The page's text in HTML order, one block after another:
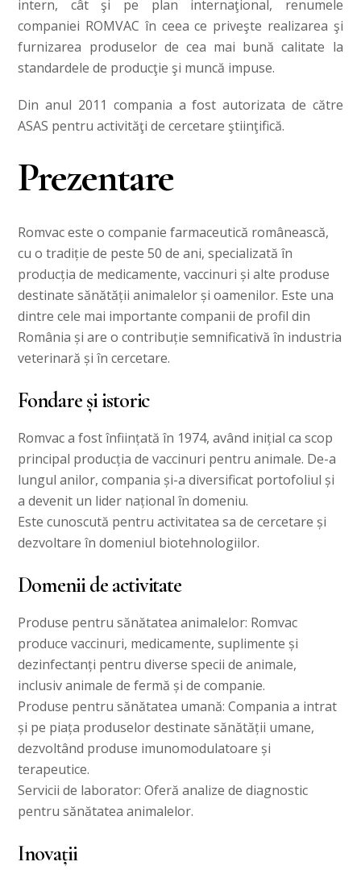
intern, cât şi pe plan internaţional, renumele
companiei ROMVAC în ceea ce priveşte realizarea şi
furnizarea produselor de cea mai bună calitate la
standardele de producţie şi muncă impuse.
Din anul 2011 compania a fost autorizata de către
ASAS pentru activităţi de cercetare ştiinţifică.
Prezentare
Romvac este o companie farmaceutică românească,
cu o tradiție de peste 50 de ani, specializată în
producția de medicamente, vaccinuri și alte produse
destinate sănătății animalelor și oamenilor. Este una
dintre cele mai importante companii de profil din
România și are o contribuție semnificativă în industria
veterinară și în cercetare.
Fondare și istoric
Romvac a fost înființată în 1974, având inițial ca scop
principal producția de vaccinuri pentru animale. De-a
lungul anilor, compania și-a diversificat portofoliul și
a devenit un lider național în domeniu.
Este cunoscută pentru activitatea sa de cercetare și
dezvoltare în domeniul biotehnologiilor.
Domenii de activitate
Produse pentru sănătatea animalelor: Romvac
produce vaccinuri, medicamente, suplimente și
dezinfectanți pentru diverse specii de animale,
inclusiv animale de fermă și de companie.
Produse pentru sănătatea umană: Compania a intrat
și pe piața produselor destinate sănătății umane,
dezvoltând produse imunomodulatoare și
terapeutice.
Servicii de laborator: Oferă analize de diagnostic
pentru sănătatea animalelor.
Inovații